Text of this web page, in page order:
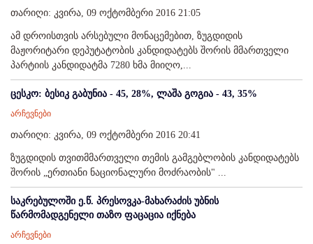
თარიღი: კვირა, 09 ოქტომბერი 2016 21:05
ამ დროისთვის არსებული მონაცემებით, ზუგდიდის
მაჟორიტარი დეპუტატობის კანდიდატებს შორის მმართველი
პარტიის კანდიდატმა 7280 ხმა მიიღო,...
ცესკო: ბესიკ გაბუნია - 45, 28%, ლაშა გოგია - 43, 35%
არჩევნები
თარიღი: კვირა, 09 ოქტომბერი 2016 20:41
ზუგდიდის თვითმმართველი თემის გამგებლობის კანდიდატებს
შორის „ერთიანი ნაციონალური მოძრაობის" ...
საკრებულოში ე.წ. პრესოვკა-მახარაძის უბნის
წარმომადგენელი თაზო ფაცაცია იქნება
არჩევნები